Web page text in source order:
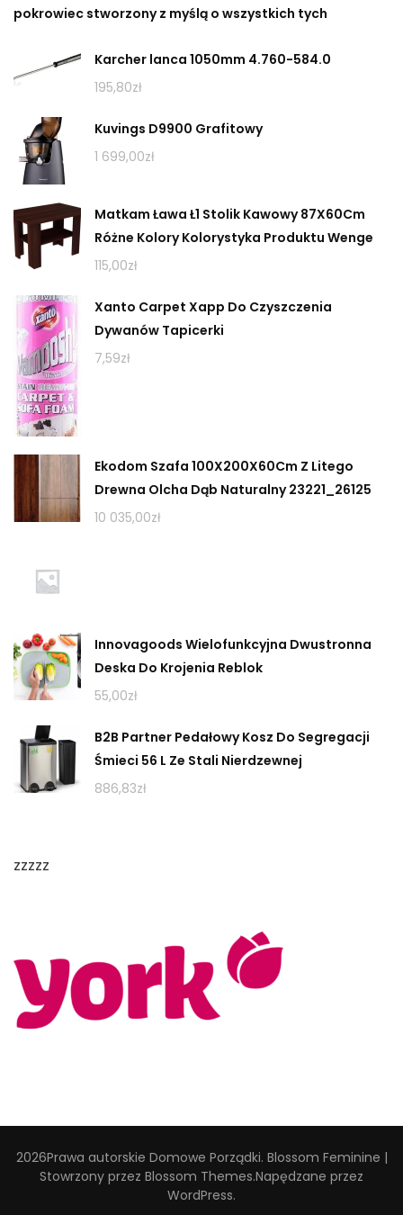
pokrowiec stworzony z myślą o wszystkich tych
Karcher lanca 1050mm 4.760-584.0
195,80zł
Kuvings D9900 Grafitowy
1 699,00zł
Matkam Ława Ł1 Stolik Kawowy 87X60Cm
Różne Kolory Kolorystyka Produktu Wenge
115,00zł
Xanto Carpet Xapp Do Czyszczenia
Dywanów Tapicerki
7,59zł
Ekodom Szafa 100X200X60Cm Z Litego
Drewna Olcha Dąb Naturalny 23221_26125
10 035,00zł
Innovagoods Wielofunkcyjna Dwustronna
Deska Do Krojenia Reblok
55,00zł
B2B Partner Pedałowy Kosz Do Segregacji
Śmieci 56 L Ze Stali Nierdzewnej
886,83zł
zzzzz
2026Prawa autorskie Domowe Porządki. Blossom Feminine |
Stowrzony przez Blossom Themes.Napędzane przez
WordPress.